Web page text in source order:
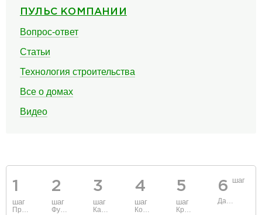
ПУЛЬС КОМПАНИИ
Вопрос-ответ
Статьи
Технология строительства
Все о домах
Видео
1
шаг
2
шаг
3
шаг
4
шаг
5
шаг
6 шаг